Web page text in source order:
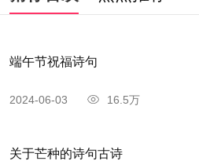
端午节祝福诗句
2024-06-03 16.5万
关于芒种的诗句古诗